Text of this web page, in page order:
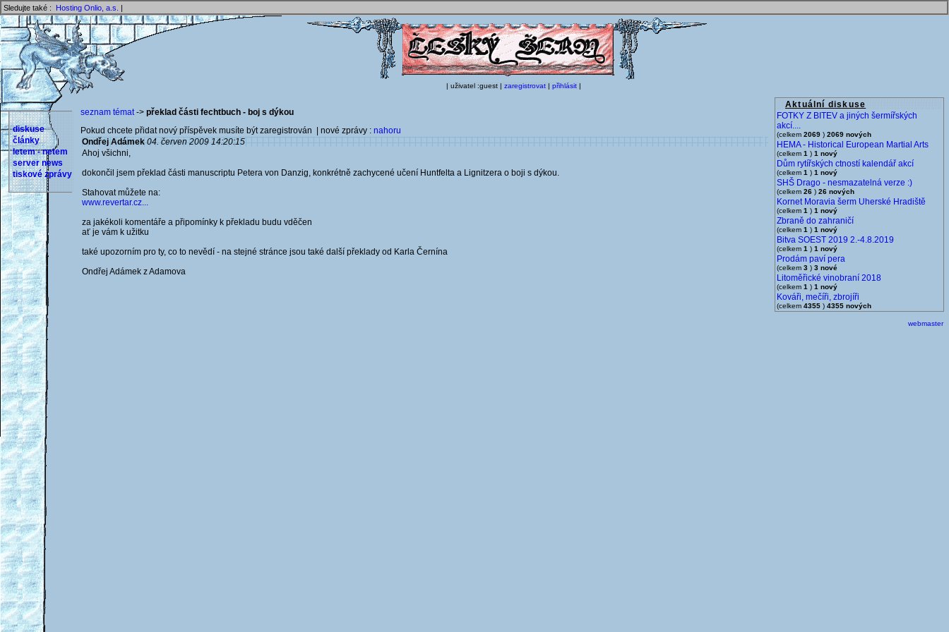
Sledujte také : Hosting Onlio, a.s. |
| uživatel :guest | zaregistrovat | přihlásit |
Aktuální diskuse
FOTKY Z BITEV a jiných šermířských
akcí....
(celkem 2069 ) 2069 nových
HEMA - Historical European Martial Arts
(celkem 1 ) 1 nový
Dům rytířských ctností kalendář akcí
(celkem 1 ) 1 nový
SHŠ Drago - nesmazatelná verze :)
(celkem 26 ) 26 nových
Kornet Moravia šerm Uherské Hradiště
(celkem 1 ) 1 nový
Zbraně do zahraničí
(celkem 1 ) 1 nový
Bitva SOEST 2019 2.-4.8.2019
(celkem 1 ) 1 nový
Prodám paví pera
(celkem 3 ) 3 nové
Litoměřické vinobraní 2018
(celkem 1 ) 1 nový
Kováři, mečíři, zbrojíři
(celkem 4355 ) 4355 nových
diskuse
články
letem - netem
server news
tiskové zprávy
seznam témat-> překlad části fechtbuch - boj s dýkou
Pokud chcete přidat nový příspěvek musíte být zaregistrován | nové zprávy : nahoru
Ondřej Adámek 04. červen 2009 14:20:15
Ahoj všichni,
dokončil jsem překlad části manuscriptu Petera von Danzig, konkrétně zachycené učení Huntfelta a Lignitzera o boji s dýkou.
Stahovat můžete na:
www.revertar.cz...
za jakékoli komentáře a připomínky k překladu budu vděčen
ať je vám k užitku
také upozorním pro ty, co to nevědí - na stejné stránce jsou také další překlady od Karla Černína
Ondřej Adámek z Adamova
webmaster